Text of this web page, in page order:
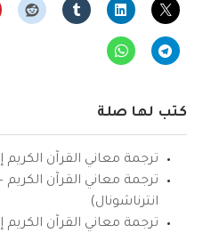
كتب لها صلة
ترجمة معاني القرآن الكريم
ترجمة معاني القرآن الكريم
انترناشونال)
ترجمة معاني القرآن الكريم